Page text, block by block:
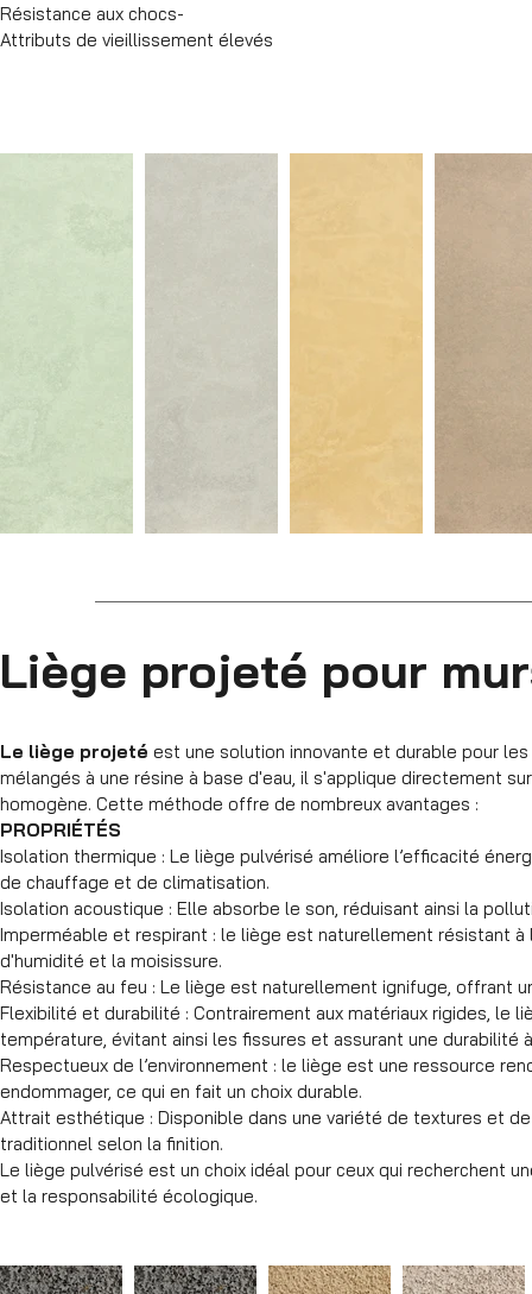
Résistance aux chocs-
Attributs de vieillissement élevés
Liège projeté pour
Le liège projeté est une solution innovante et durable pour
mélangés à une résine à base d'eau, il s'applique directement
homogène. Cette méthode offre de nombreux avantages :
PROPRIÉTÉS
Isolation thermique : Le liège pulvérisé améliore l’efficacité
de chauffage et de climatisation.
Isolation acoustique : Elle absorbe le son, réduisant ainsi la
Imperméable et respirant : le liège est naturellement résistant
d'humidité et la moisissure.
Résistance au feu : Le liège est naturellement ignifuge, offrant
Flexibilité et durabilité : Contrairement aux matériaux rigides,
température, évitant ainsi les fissures et assurant une durabilité
Respectueux de l’environnement : le liège est une ressource
endommager, ce qui en fait un choix durable.
Attrait esthétique : Disponible dans une variété de textures et
traditionnel selon la finition.
Le liège pulvérisé est un choix idéal pour ceux qui recherchent
et la responsabilité écologique.